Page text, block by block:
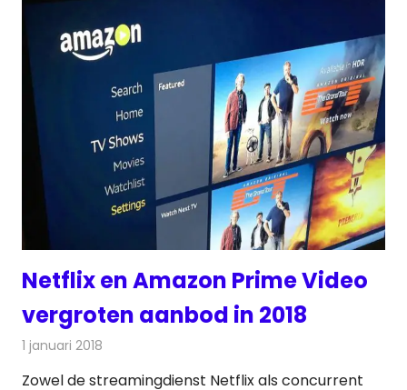
Netflix en Amazon Prime Video
vergroten aanbod in 2018
1 januari 2018
Zowel de streamingdienst Netflix als concurrent